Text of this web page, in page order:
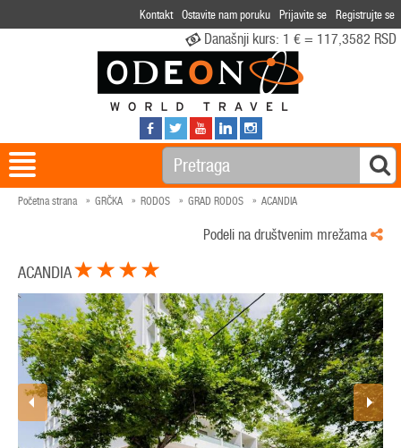
Kontakt Ostavite nam poruku Prijavite se Registrujte se
Današnji kurs: 1 € = 117,3582 RSD
Početna strana GRČKA RODOS GRAD RODOS ACANDIA
Podeli na društvenim mrežama
ACANDIA